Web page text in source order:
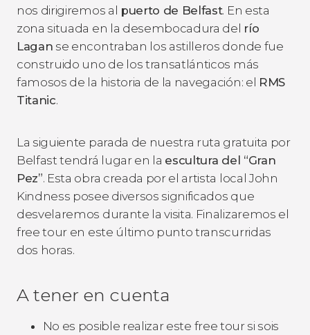
nos dirigiremos al puerto de Belfast. En esta
zona situada en la desembocadura del río
Lagan se encontraban los astilleros donde fue
construido uno de los transatlánticos más
famosos de la historia de la navegación: el RMS
Titanic.
La siguiente parada de nuestra ruta gratuita por
Belfast tendrá lugar en la escultura del “Gran
Pez”. Esta obra creada por el artista local John
Kindness posee diversos significados que
desvelaremos durante la visita. Finalizaremos el
free tour en este último punto transcurridas
dos horas.
A tener en cuenta
No es posible realizar este free tour si sois